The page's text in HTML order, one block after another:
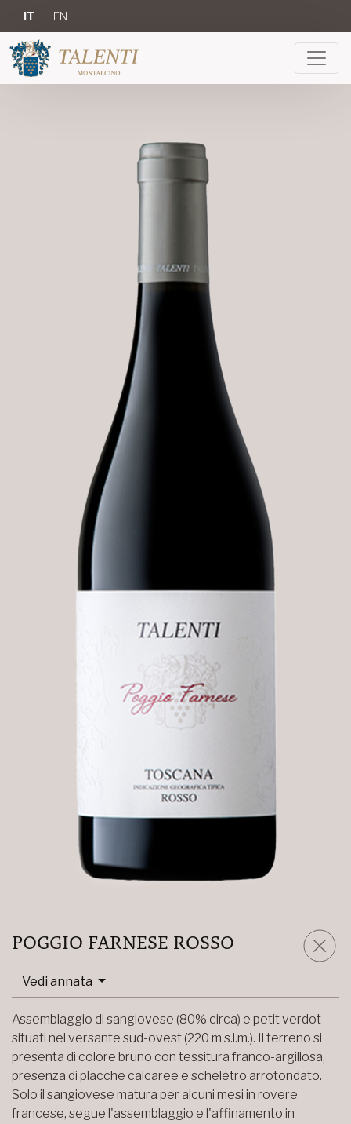
IT EN
POGGIO FARNESE ROSSO
Vedi annata
Assemblaggio di sangiovese (80% circa) e petit verdot
situati nel versante sud-ovest (220 m s.l.m.). Il terreno si
presenta di colore bruno con tessitura franco-argillosa,
presenza di placche calcaree e scheletro arrotondato.
Solo il sangiovese matura per alcuni mesi in rovere
francese, segue l'assemblaggio e l'affinamento in